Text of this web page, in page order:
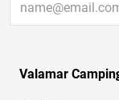
Valamar